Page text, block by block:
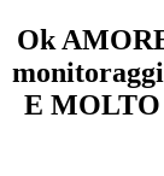
Ok
E MOLTO